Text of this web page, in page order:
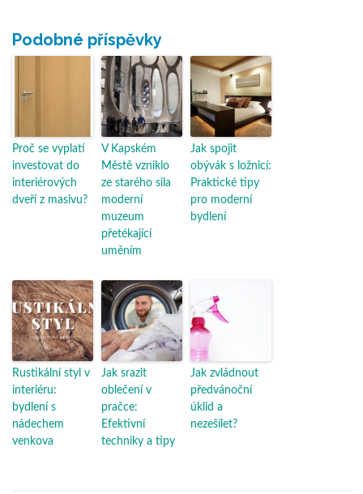
Podobné příspěvky
Proč se vyplatí
investovat do
interiérových
dveří z masivu?
V Kapském
Městě vzniklo
ze starého sila
moderní
muzeum
přetékající
uměním
Jak spojit
obývák s ložnicí:
Praktické tipy
pro moderní
bydlení
Rustikální styl v
interiéru:
bydlení s
nádechem
venkova
Jak srazit
oblečení v
pračce:
Efektivní
techniky a tipy
Jak zvládnout
předvánoční
úklid a
nezešílet?